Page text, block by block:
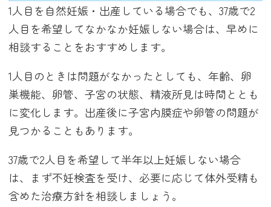
1人目を自然妊娠・出産している場合でも、37歳で2
人目を希望してなかなか妊娠しない場合は、早めに
相談することをおすすめします。
1人目のときは問題がなかったとしても、年齢、卵
巣機能、卵管、子宮の状態、精液所見は時間ととも
に変化します。出産後に子宮内膜症や卵管の問題が
見つかることもあります。
37歳で2人目を希望して半年以上妊娠しない場合
は、まず不妊検査を受け、必要に応じて体外受精も
含めた治療方針を相談しましょう。